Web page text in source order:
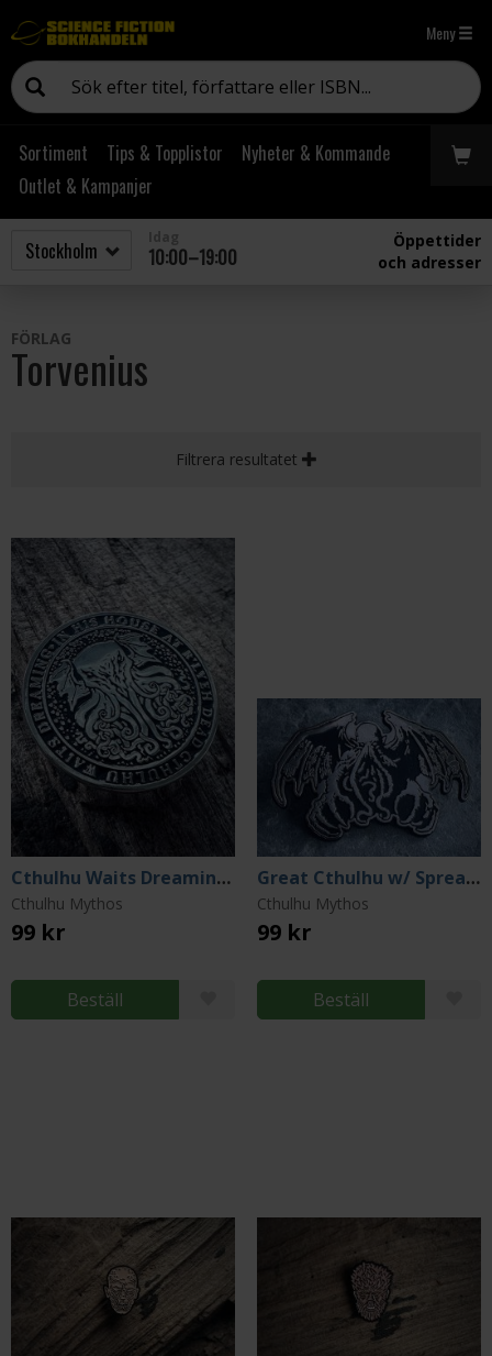
Meny
Sortiment Tips & Topplistor
Nyheter & Kommande
Outlet & Kampanjer
10:00–19:00
Öppettider
och adresser
FÖRLAG
Torvenius
Filtrera resultatet
Cthulhu Waits Dreaming In His House Pin
Cthulhu Mythos
99 kr
Beställ
Great Cthulhu w/ Spread Wings & Horror Claws Pin
Cthulhu Mythos
99 kr
Beställ